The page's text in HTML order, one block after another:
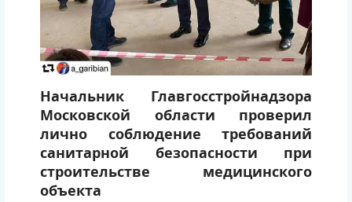
Начальник Главгосстройнадзора
Московской области проверил
лично соблюдение требований
санитарной безопасности при
строительстве медицинского
объекта